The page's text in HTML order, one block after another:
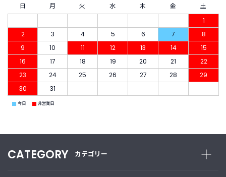
日 月 火 水 木 金
土
1
2
3 4 5 6 7
8
9
10 11 12 13 14
15
16
17 18 19 20 21
22
23
24 25 26 27 28
29
30
31
■ 今日 ■ 非営業日
CATEGORY カテゴリー